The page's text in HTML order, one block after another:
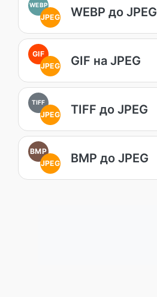
WEBP
JPEG WEBP до JPEG
GIF
JPEG
GIF на JPEG
TIFF
JPEG TIFF до JPEG
BMP
JPEG
BMP до JPEG